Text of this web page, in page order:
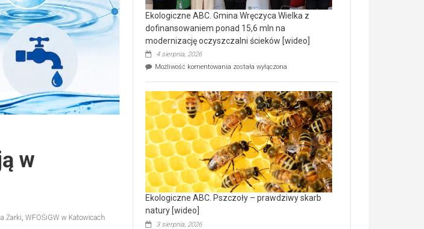
w
Żarki, WFOŚiGW w Katowicach
Ekologiczne ABC. Gmina Wręczyca Wielka z
dofinansowaniem ponad 15,6 mln na
modernizację oczyszczalni ścieków [wideo]
4 sierpnia, 2026
Możliwość komentowania Ekologiczne
Wręczyca
Wielka
z
dofinansowaniem
ponad
15,6
mln
na
modernizację
oczyszczalni
ścieków
[wideo]
została wyłączona
Ekologiczne ABC. Pszczoły – prawdziwy skarb
natury [wideo]
3 sierpnia, 2026